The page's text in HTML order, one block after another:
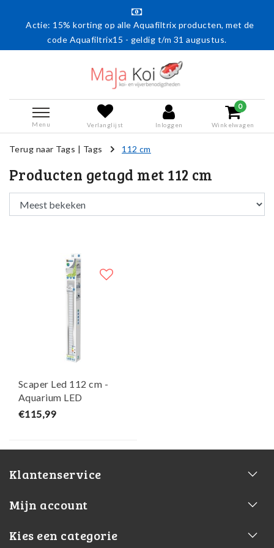
Actie: 15% korting op alle Aquafiltrix producten, met de
code Aquafiltrix15 - geldig t/m 31 augustus.
Menu Verlanglijst Inloggen
0
Winkelwagen
Terug naar Tags | Tags 112 cm
Producten getagd met 112 cm
Scaper Led 112 cm -
Aquarium LED
Verlichting - 44 Watt -
€115,99
Klantenservice
Mijn account
Kies een categorie